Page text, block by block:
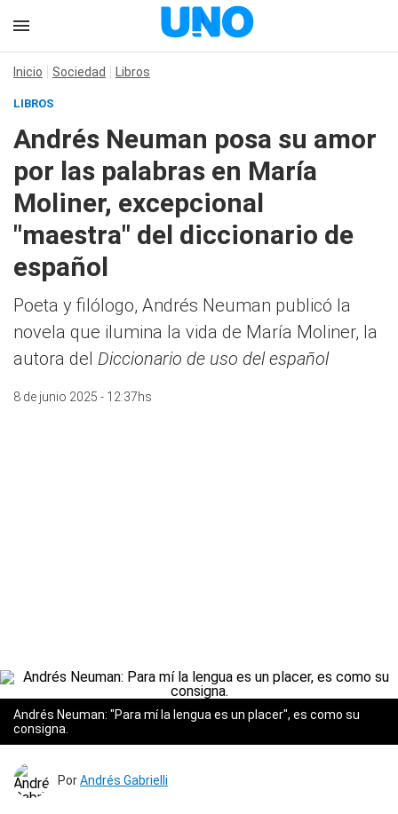
Inicio Sociedad Libros
LIBROS
Andrés Neuman posa su amor
por las palabras en María
Moliner, excepcional
"maestra" del diccionario de
español
Poeta y filólogo, Andrés Neuman publicó la
novela que ilumina la vida de María Moliner, la
autora del Diccionario de uso del español
8 de junio 2025 - 12:37hs
Andrés Neuman: "Para mí la lengua es un placer", es como su
consigna.
PorAndrés Gabrielli